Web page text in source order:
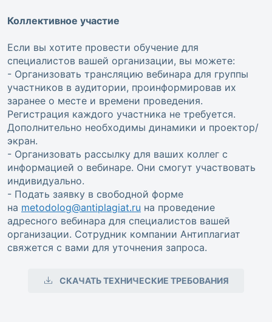
Коллективное участие
Если вы хотите провести обучение для
специалистов вашей организации, вы можете:
- Организовать трансляцию вебинара для группы
участников в аудитории, проинформировав их
заранее о месте и времени проведения.
Регистрация каждого участника не требуется.
Дополнительно необходимы динамики и проектор/
экран.
- Организовать рассылку для ваших коллег с
информацией о вебинаре. Они смогут участвовать
индивидуально.
- Подать заявку в свободной форме
на metodolog@antiplagiat.ru на проведение
адресного вебинара для специалистов вашей
организации. Сотрудник компании Антиплагиат
свяжется с вами для уточнения запроса.
СКАЧАТЬ ТЕХНИЧЕСКИЕ ТРЕБОВАНИЯ